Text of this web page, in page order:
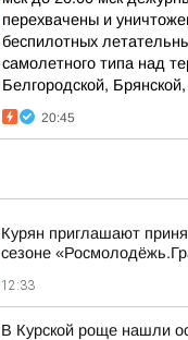
перехвачены и
беспилотных
самолетного типа над
Белгородской,
20:45
Курян приглашают
сезоне
12:33
В Курской роще нашли